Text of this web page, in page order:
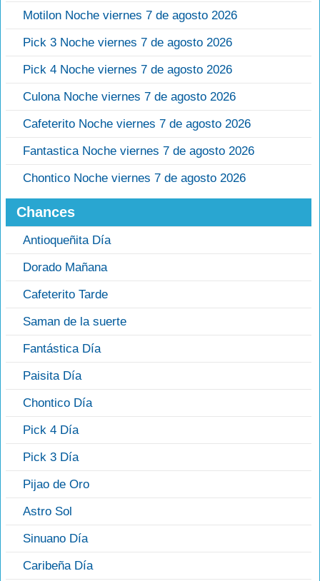
Motilon Noche viernes 7 de agosto 2026
Pick 3 Noche viernes 7 de agosto 2026
Pick 4 Noche viernes 7 de agosto 2026
Culona Noche viernes 7 de agosto 2026
Cafeterito Noche viernes 7 de agosto 2026
Fantastica Noche viernes 7 de agosto 2026
Chontico Noche viernes 7 de agosto 2026
Chances
Antioqueñita Día
Dorado Mañana
Cafeterito Tarde
Saman de la suerte
Fantástica Día
Paisita Día
Chontico Día
Pick 4 Día
Pick 3 Día
Pijao de Oro
Astro Sol
Sinuano Día
Caribeña Día